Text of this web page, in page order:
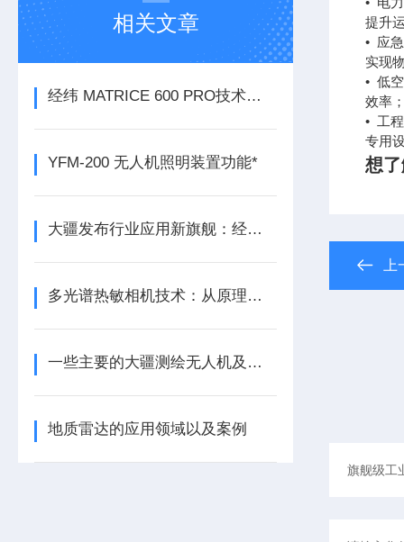
相关文章
经纬 MATRICE 600 PRO技术参数
YFM-200 无人机照明装置功能*
大疆发布行业应用新旗舰：经纬 M300 RTK 及禅思 H20 系列
多光谱热敏相机技术：从原理到应用的全面剖析
一些主要的大疆测绘无人机及其功能介绍
地质雷达的应用领域以及案例
提升
• 应
实现
• 低
效率
• 工
专用
想